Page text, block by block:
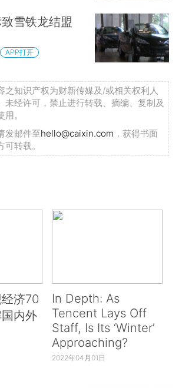
雪铁龙结盟
APP打开
之知识产权为财新传媒及/或相关权利人
未经许可，禁止进行转载、摘编、复制及
。
发邮件至hello@caixin.com ，获得书面
转载。
济70
内外
In Depth: As
Tencent Lays Off
Staff, Is Its ‘Winter’
Approaching?
2022年04月01日